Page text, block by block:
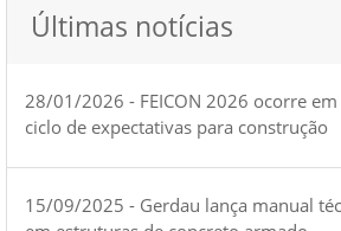
Últimas notícias
28/01/2026 - FEICON 2026 ocorre
ciclo de expectativas para construção
15/09/2025 - Gerdau lança manual